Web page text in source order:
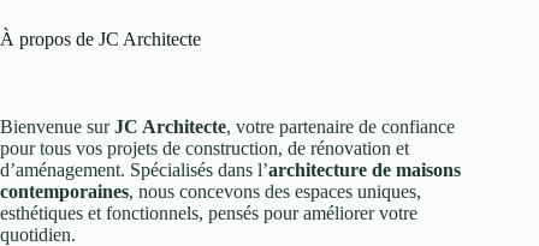
À propos de JC Architecte
Bienvenue surJC Architecte, votre partenaire de confiance
pour tous vos projets de construction, de rénovation et
d’aménagement. Spécialisés dans l’architecture de maisons
contemporaines, nous concevons des espaces uniques,
esthétiques et fonctionnels, pensés pour améliorer votre
quotidien.